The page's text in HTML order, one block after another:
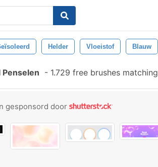
Helder Vloeistof Blauw
- 1.729 free brushes matching
gesponsord door